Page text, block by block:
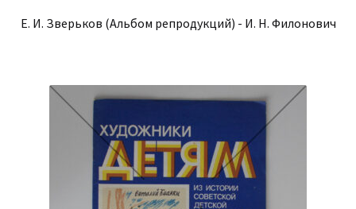
Е. И. Зверьков (Альбом репродукций) - И. Н. Филонович